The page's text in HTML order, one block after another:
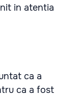
in atentia
ca a
ca a fost